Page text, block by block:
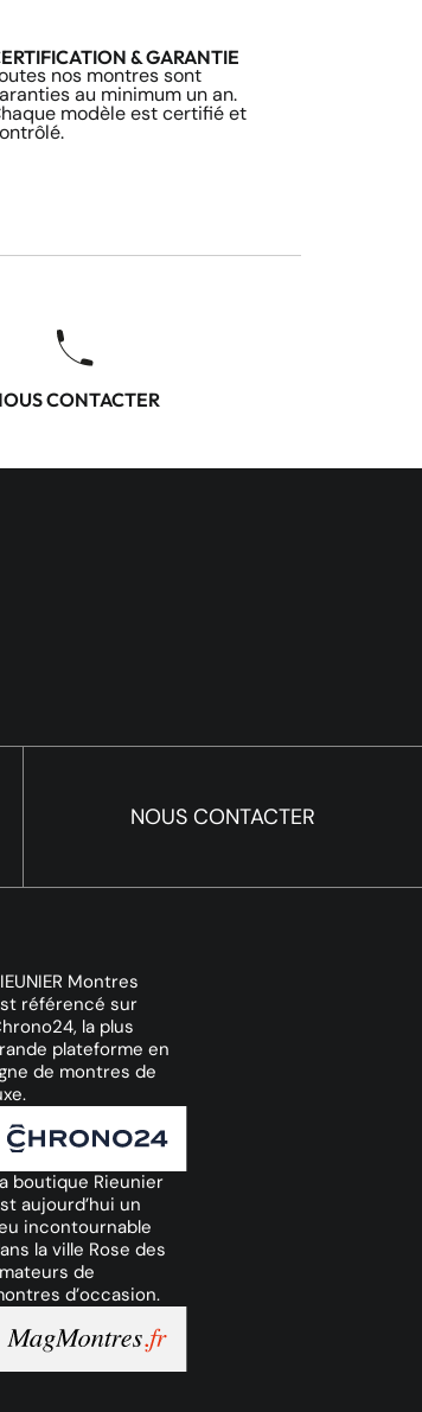
& GARANTIE
nos montres sont
au minimum un an.
modèle est certifié et
CONTACTER
NOUS CONTACTER
Montres
référencé sur
la plus
plateforme en
de montres de
boutique Rieunier
aujourd’hui un
incontournable
la ville Rose des
de
d’occasion.